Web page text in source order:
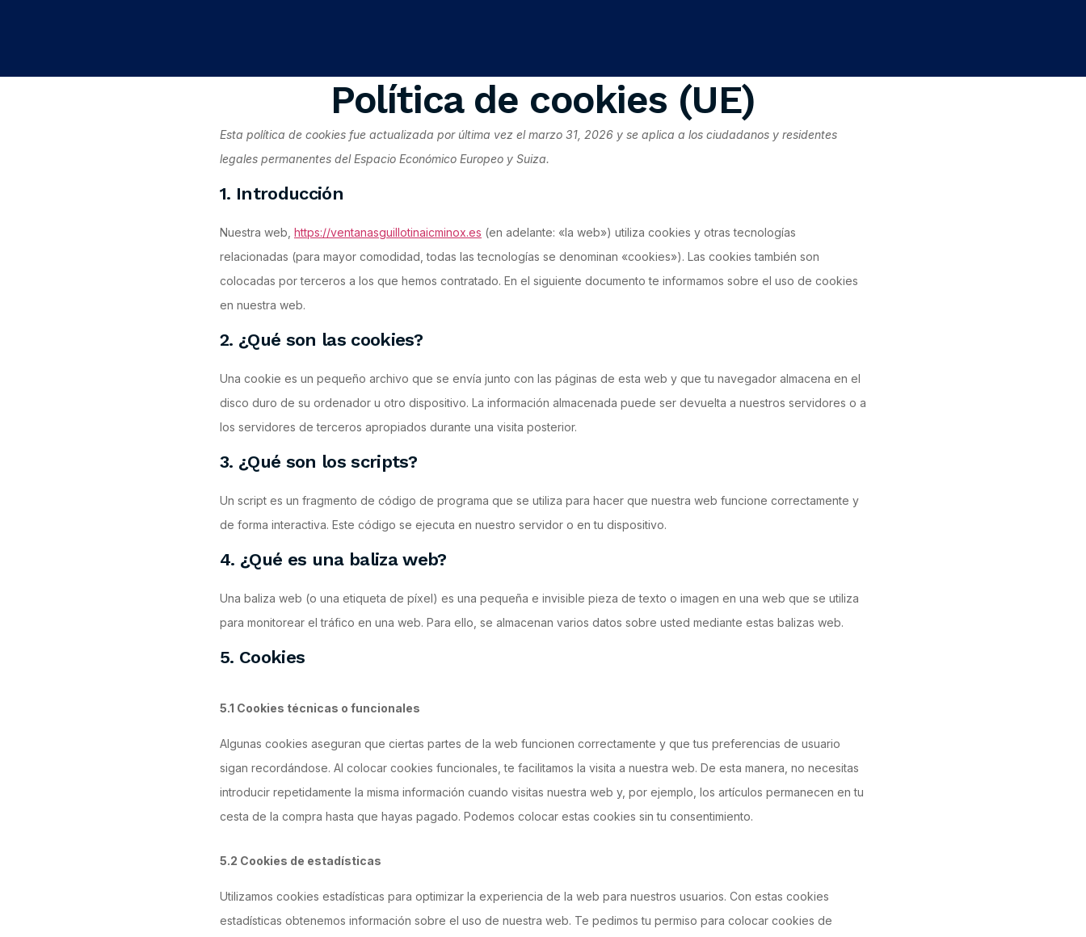
Política de cookies (UE)
Esta política de cookies fue actualizada por última vez el marzo 31, 2026 y se aplica a los ciudadanos y residentes
legales permanentes del Espacio Económico Europeo y Suiza.
1. Introducción
Nuestra web, https://ventanasguillotinaicminox.es (en adelante: «la web») utiliza cookies y otras tecnologías
relacionadas (para mayor comodidad, todas las tecnologías se denominan «cookies»). Las cookies también son
colocadas por terceros a los que hemos contratado. En el siguiente documento te informamos sobre el uso de cookies
en nuestra web.
2. ¿Qué son las cookies?
Una cookie es un pequeño archivo que se envía junto con las páginas de esta web y que tu navegador almacena en el
disco duro de su ordenador u otro dispositivo. La información almacenada puede ser devuelta a nuestros servidores o a
los servidores de terceros apropiados durante una visita posterior.
3. ¿Qué son los scripts?
Un script es un fragmento de código de programa que se utiliza para hacer que nuestra web funcione correctamente y
de forma interactiva. Este código se ejecuta en nuestro servidor o en tu dispositivo.
4. ¿Qué es una baliza web?
Una baliza web (o una etiqueta de píxel) es una pequeña e invisible pieza de texto o imagen en una web que se utiliza
para monitorear el tráfico en una web. Para ello, se almacenan varios datos sobre usted mediante estas balizas web.
5. Cookies
5.1 Cookies técnicas o funcionales
Algunas cookies aseguran que ciertas partes de la web funcionen correctamente y que tus preferencias de usuario
sigan recordándose. Al colocar cookies funcionales, te facilitamos la visita a nuestra web. De esta manera, no necesitas
introducir repetidamente la misma información cuando visitas nuestra web y, por ejemplo, los artículos permanecen en tu
cesta de la compra hasta que hayas pagado. Podemos colocar estas cookies sin tu consentimiento.
5.2 Cookies de estadísticas
Utilizamos cookies estadísticas para optimizar la experiencia de la web para nuestros usuarios. Con estas cookies
estadísticas obtenemos información sobre el uso de nuestra web. Te pedimos tu permiso para colocar cookies de